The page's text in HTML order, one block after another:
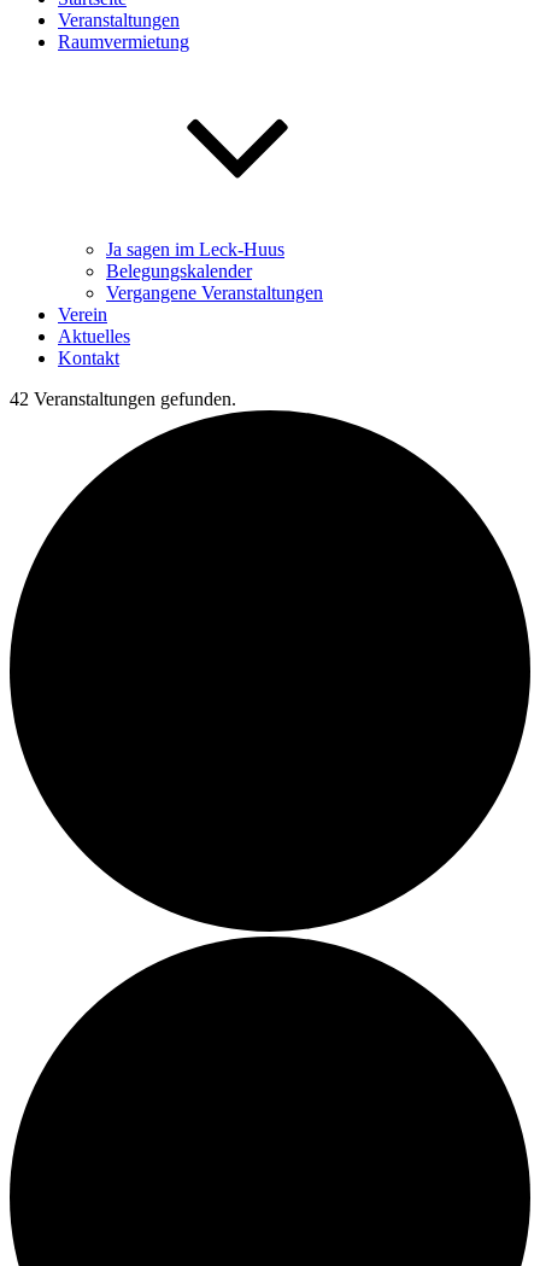
Veranstaltungen
Raumvermietung
Ja sagen im Leck-Huus
Belegungskalender
Vergangene Veranstaltungen
Verein
Aktuelles
Kontakt
42 Veranstaltungen gefunden.